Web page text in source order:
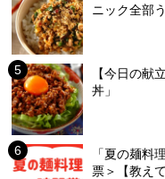
ニック全部
【今日の献
丼」
「夏の麺料
票＞【教え